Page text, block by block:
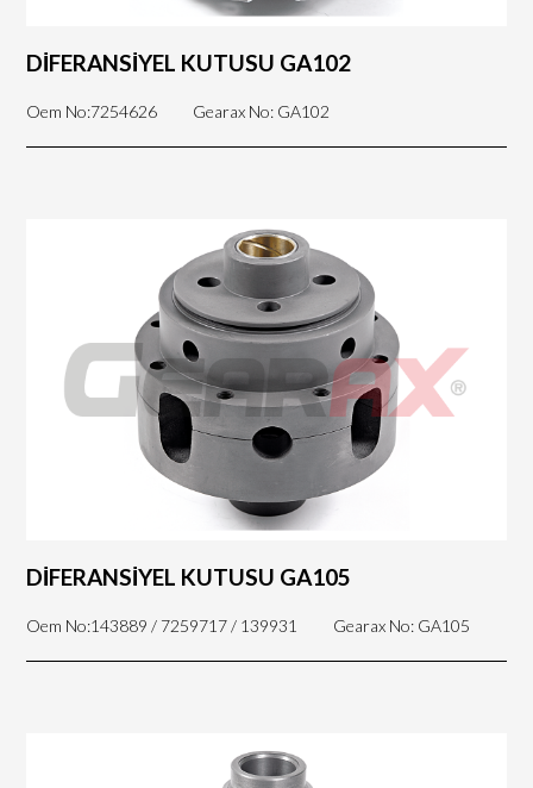
DİFERANSİYEL KUTUSU GA102
Oem No:7254626 Gearax No: GA102
DİFERANSİYEL KUTUSU GA105
Oem No:143889 / 7259717 / 139931 Gearax No: GA105